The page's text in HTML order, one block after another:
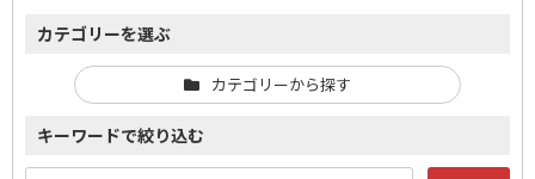
カテゴリーを選ぶ
カテゴリーから探す
キーワードで絞り込む